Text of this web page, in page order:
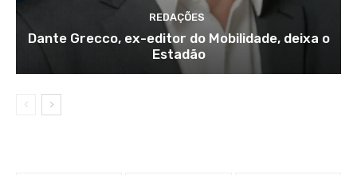
REDAÇÕES
Dante Grecco, ex-editor do Mobilidade, deixa o
Estadão